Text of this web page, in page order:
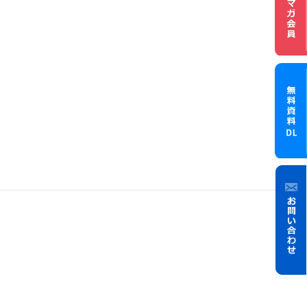
メル
無料